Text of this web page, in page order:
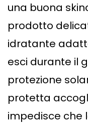
una buona
prodotto
idratante
esci durante il
protezione
protetta
impedisce che